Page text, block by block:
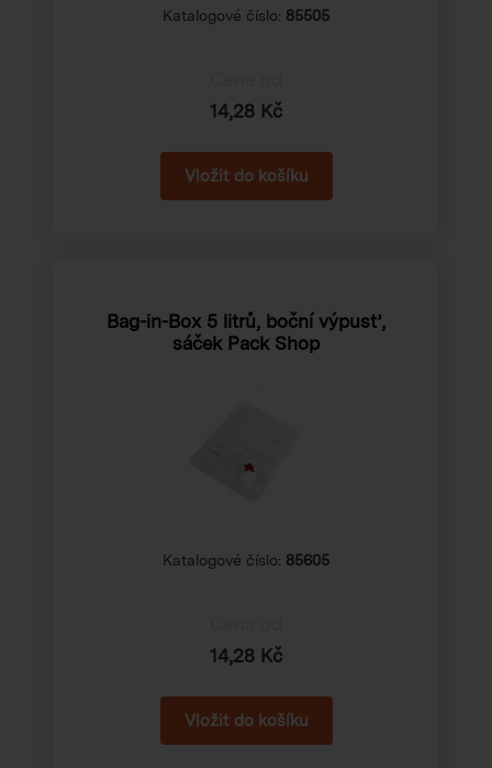
Katalogové číslo: 85505
14,28 Kč
Bag-in-Box 5 litrů, boční výpusť,
sáček Pack Shop
Katalogové číslo: 85605
14,28 Kč